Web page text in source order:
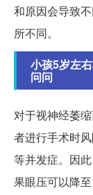
和原因会导致
所不同。
小孩5岁左
问问
对于视神经萎
者进行手术时
等并发症。因
果眼压可以降